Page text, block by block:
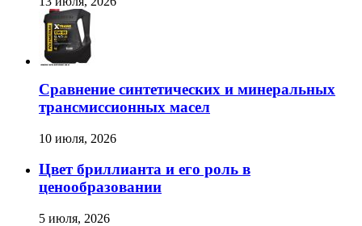
Сравнение синтетических и минеральных
трансмиссионных масел
10 июля, 2026
Цвет бриллианта и его роль в
ценообразовании
5 июля, 2026